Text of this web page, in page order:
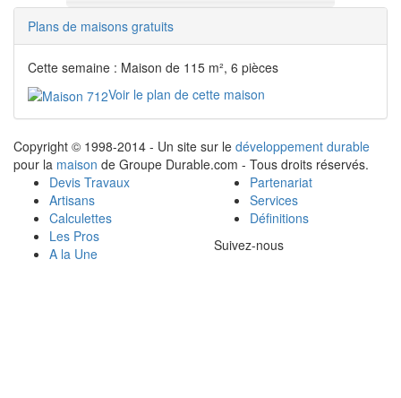
Plans de maisons gratuits
Cette semaine : Maison de 115 m², 6 pièces
Voir le plan de cette maison
Copyright © 1998-2014 - Un site sur le développement durable
pour la maison de Groupe Durable.com - Tous droits réservés.
Devis Travaux
Artisans
Calculettes
Les Pros
A la Une
Partenariat
Services
Définitions
Suivez-nous